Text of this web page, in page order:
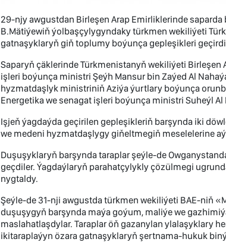
29-njy awgustdan Birleşen Arap Emirliklerinde
B.Mätiýewiň ýolbaşçylygyndaky türkmen wekiliýeti
gatnaşyklaryň giň toplumy boýunça gepleşikleri
Saparyň çäklerinde Türkmenistanyň wekiliýeti
işleri boýunça ministri Şeýh Mansur bin Zaýed Al
hyzmatdaşlyk ministriniň Aziýa ýurtlary boýunça
Energetika we senagat işleri boýunça ministri Suheýl
Işjeň ýagdaýda geçirilen gepleşikleriň barşynda iki
we medeni hyzmatdaşlygy giňeltmegiň meselelerine
Duşuşyklaryň barşynda taraplar şeýle-de
geçdiler. Ýagdaýlaryň parahatçylykly çözülmegi
nygtaldy.
Şeýle-de 31-nji awgustda türkmen wekiliýeti BAE-niň
duşuşygyň barşynda maýa goýum, maliýe we
maslahatlaşdylar. Taraplar öň gazanylan ylalaşyklary
ikitaraplaýyn özara gatnaşyklaryň şertnama-hukuk